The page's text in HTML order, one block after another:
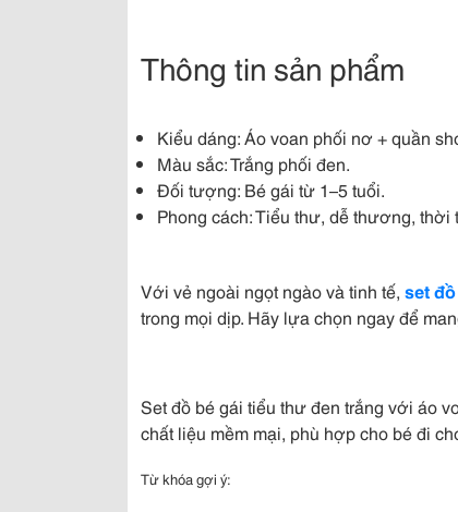
Thông tin sản phẩm
Kiểu dáng: Áo voan phối nơ + quần
Màu sắc: Trắng phối đen.
Đối tượng: Bé gái từ 1–5 tuổi.
Phong cách: Tiểu thư, dễ thương, thời
Với vẻ ngoài ngọt ngào và tinh tế, set
trong mọi dịp. Hãy lựa chọn ngay để
Set đồ bé gái tiểu thư đen trắng với áo
chất liệu mềm mại, phù hợp cho bé đi
Từ khóa gợi ý: